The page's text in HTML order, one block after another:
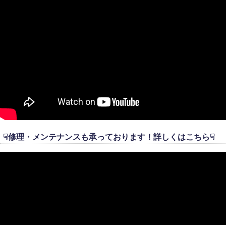
☟修理・メンテナンスも承っております！詳しくはこちら☟